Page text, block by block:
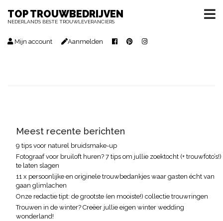
TOP TROUWBEDRIJVEN
NEDERLAND’S BESTE TROUWLEVERANCIERS
Mijn account Aanmelden
Meest recente berichten
9 tips voor naturel bruidsmake-up
Fotograaf voor bruiloft huren? 7 tips om jullie zoektocht (+ trouwfoto’s!)
te laten slagen
11 x persoonlijke en originele trouwbedankjes waar gasten écht van
gaan glimlachen
Onze redactie tipt: de grootste (en mooiste!) collectie trouwringen
Trouwen in de winter? Creëer jullie eigen winter wedding
wonderland!